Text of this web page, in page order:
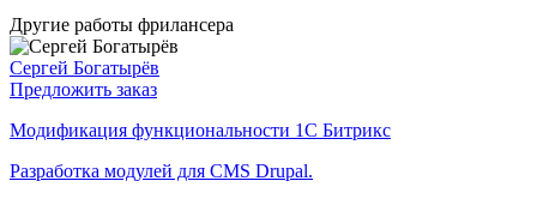
Другие работы фрилансера
Сергей Богатырёв
Предложить заказ
Модификация функциональности 1C Битрикс
Разработка модулей для CMS Drupal.